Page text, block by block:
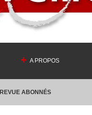
A PROPOS
REVUE ABONNÉS